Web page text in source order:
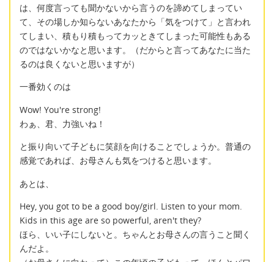
は、何度言っても聞かないから言うのを諦めてしまってい
て、その場しか知らないあなたから「気をつけて」と言われ
てしまい、積もり積もってカッときてしまった可能性もある
のではないかなと思います。（だからと言ってあなたに当た
るのは良くないと思いますが）
一番効くのは
Wow! You're strong!
わぁ、君、力強いね！
と振り向いて子どもに笑顔を向けることでしょうか。普通の
感覚であれば、お母さんも気をつけると思います。
あとは、
Hey, you got to be a good boy/girl. Listen to your mom.
Kids in this age are so powerful, aren't they?
ほら、いい子にしないと。ちゃんとお母さんの言うこと聞く
んだよ。